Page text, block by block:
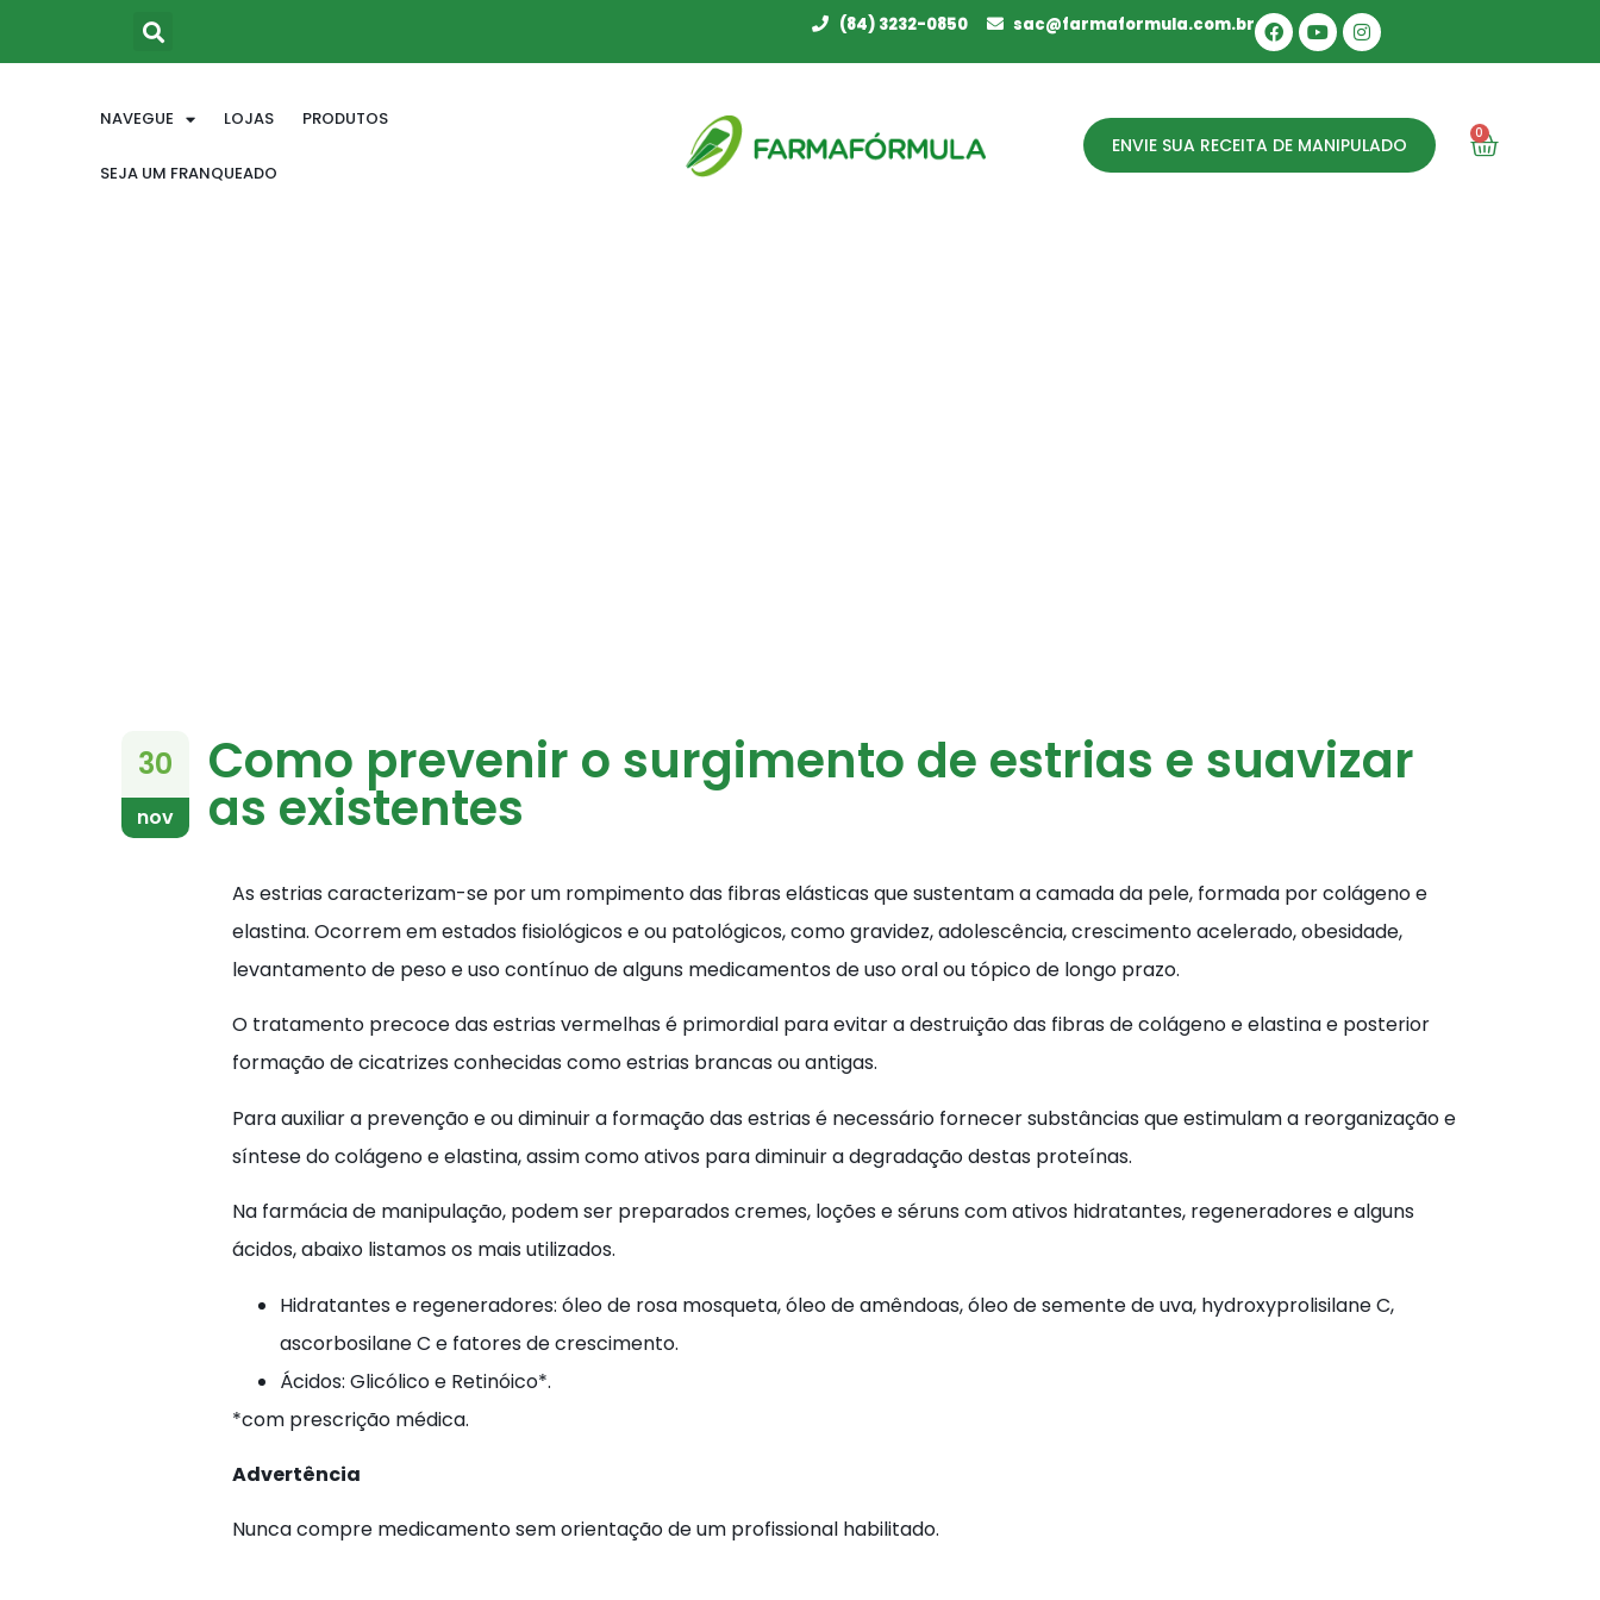
(84) 3232-0850 sac@farmaformula.com.br
NAVEGUE LOJAS PRODUTOS
SEJA UM FRANQUEADO
ENVIE SUA RECEITA DE MANIPULADO
0
30
nov
Como prevenir o surgimento de estrias e suavizar
as existentes
As estrias caracterizam-se por um rompimento das fibras elásticas que sustentam a camada da pele, formada por colágeno e
elastina. Ocorrem em estados fisiológicos e ou patológicos, como gravidez, adolescência, crescimento acelerado, obesidade,
levantamento de peso e uso contínuo de alguns medicamentos de uso oral ou tópico de longo prazo.
O tratamento precoce das estrias vermelhas é primordial para evitar a destruição das fibras de colágeno e elastina e posterior
formação de cicatrizes conhecidas como estrias brancas ou antigas.
Para auxiliar a prevenção e ou diminuir a formação das estrias é necessário fornecer substâncias que estimulam a reorganização e
síntese do colágeno e elastina, assim como ativos para diminuir a degradação destas proteínas.
Na farmácia de manipulação, podem ser preparados cremes, loções e séruns com ativos hidratantes, regeneradores e alguns
ácidos, abaixo listamos os mais utilizados.
Hidratantes e regeneradores: óleo de rosa mosqueta, óleo de amêndoas, óleo de semente de uva, hydroxyprolisilane C,
ascorbosilane C e fatores de crescimento.
Ácidos: Glicólico e Retinóico*.
*com prescrição médica.
Advertência
Nunca compre medicamento sem orientação de um profissional habilitado.